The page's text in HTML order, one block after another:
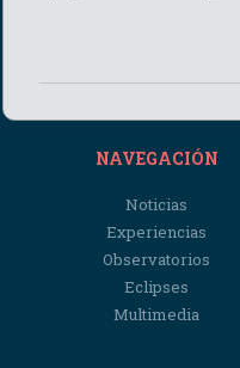
NAVEGACIÓN
Noticias
Experiencias
Observatorios
Eclipses
Multimedia